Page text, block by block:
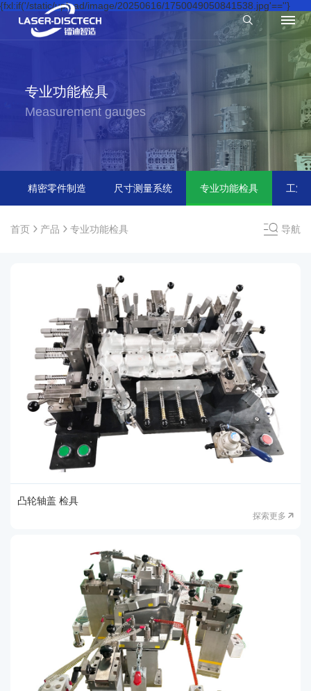
{fxl:if('/static/upload/image/20250616/1750049050841538.jpg'==''}
专业功能检具
Measurement gauges
精密零件制造 尺寸测量系统 专业功能检具 工业
首页 产品 专业功能检具 导航
凸轮轴盖 检具
探索更多